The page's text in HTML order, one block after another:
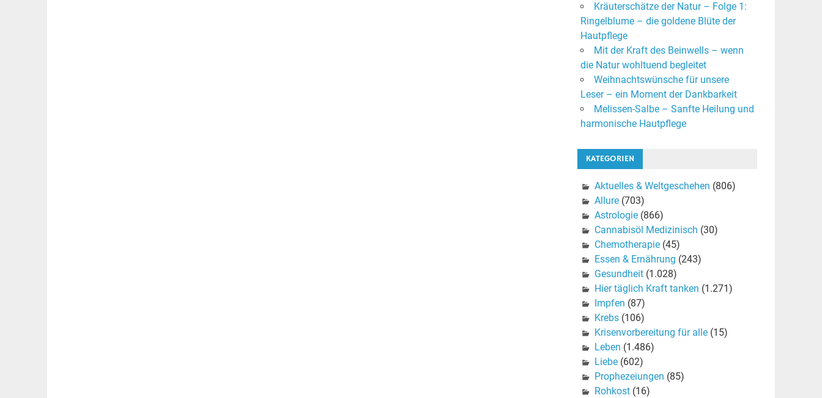
Kräuterschätze der Natur – Folge 1:
Ringelblume – die goldene Blüte der
Hautpflege
Mit der Kraft des Beinwells – wenn
die Natur wohltuend begleitet
Weihnachtswünsche für unsere
Leser – ein Moment der Dankbarkeit
Melissen-Salbe – Sanfte Heilung und
harmonische Hautpflege
KATEGORIEN
Aktuelles & Weltgeschehen (806)
Allure(703)
Astrologie(866)
Cannabisöl Medizinisch (30)
Chemotherapie(45)
Essen & Ernährung (243)
Gesundheit(1.028)
Hier täglich Kraft tanken (1.271)
Impfen (87)
Krebs(106)
Krisenvorbereitung für alle(15)
Leben (1.486)
Liebe(602)
Prophezeiungen (85)
Rohkost(16)